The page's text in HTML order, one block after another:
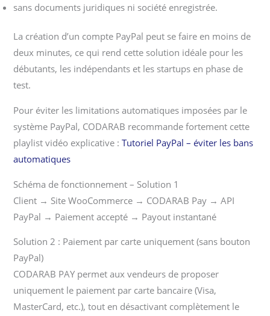
sans documents juridiques ni société enregistrée.
La création d’un compte PayPal peut se faire en moins de
deux minutes, ce qui rend cette solution idéale pour les
débutants, les indépendants et les startups en phase de
test.
Pour éviter les limitations automatiques imposées par le
système PayPal, CODARAB recommande fortement cette
playlist vidéo explicative :Tutoriel PayPal – éviter les bans
automatiques
Schéma de fonctionnement – Solution 1
Client → Site WooCommerce → CODARAB Pay → API
PayPal → Paiement accepté → Payout instantané
Solution 2 : Paiement par carte uniquement (sans bouton
PayPal)
CODARAB PAY permet aux vendeurs de proposer
uniquement le paiement par carte bancaire (Visa,
MasterCard, etc.), tout en désactivant complètement le